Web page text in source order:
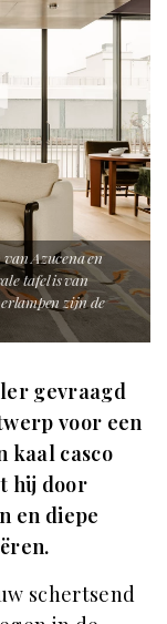
Azucena en
tafel is van
zijn de
gevraagd
voor een
kaal casco
hij door
en diepe
schertsend